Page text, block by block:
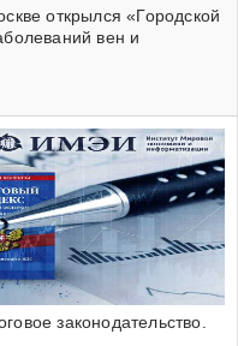
открылся «Городской
вен и
законодательство.